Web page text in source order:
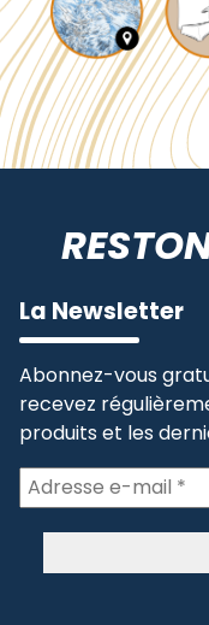
La Newsletter
Abonnez-vous
recevez
produits et les